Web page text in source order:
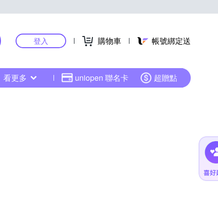
登入 購物車 帳號綁定送
看更多 uniopen 聯名卡 超贈點